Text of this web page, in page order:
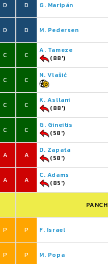
D
D
C
C
C
C
A
A
P
P
D G. Maripán
D M. Pedersen
C
A. Tameze
(88')
C
N. Vlašić
C
K. Asllani
(88')
C
G. Gineitis
(58')
A
D. Zapata
(58')
A
C. Adams
(85')
P F. Israel
P M. Popa